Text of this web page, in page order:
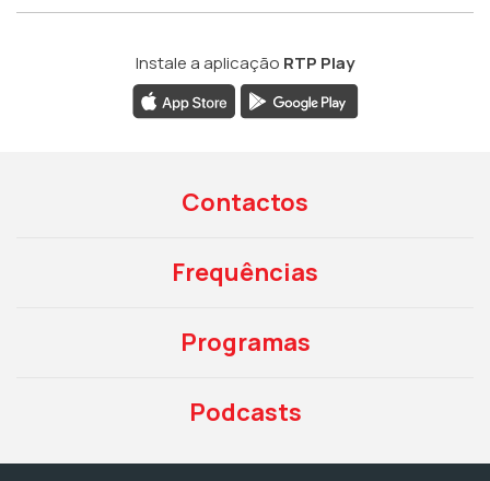
Instale a aplicação RTP Play
Contactos
Frequências
Programas
Podcasts